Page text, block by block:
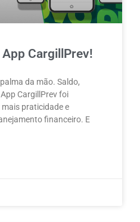
CargillPrev!
da mão. Saldo,
CargillPrev foi
praticidade e
financeiro. E